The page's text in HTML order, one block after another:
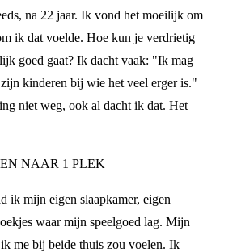
na 22 jaar. Ik vond het moeilijk om
ik dat voelde. Hoe kun je verdrietig
goed gaat? Ik dacht vaak: "Ik mag
kinderen bij wie het veel erger is."
niet weg, ook al dacht ik dat. Het
NAAR 1 PLEK
ik mijn eigen slaapkamer, eigen
waar mijn speelgoed lag. Mijn
me bij beide thuis zou voelen. Ik